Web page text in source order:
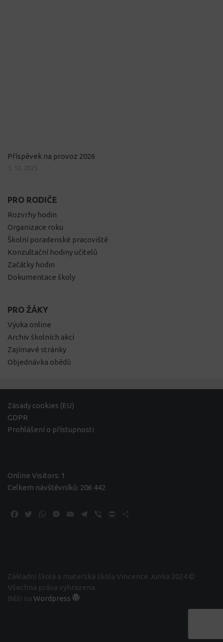
Příspěvek na provoz 2026
1. 12. 2025
PRO RODIČE
Rozvrhy hodin
Organizace roku
Školní poradenské pracoviště
Konzultační hodiny učitelů
Začátky hodin
Dokumentace školy
PRO ŽÁKY
Výuka online
Archiv školních akcí
Zajímavé stránky
Objednávka obědů
Zásady cookies (EU)
GDPR
Prohlášení o přístupnosti
Online Visitors: 1
Celkem návštěvníků: 206 442
Facebook
TwitterWhatsApp
Messenger
Email Telegram
Viber Print
Základní škola a mateřská škola Vincence Junka 2024 ©
Všechna práva vyhrazena.
Běží na Wordpress